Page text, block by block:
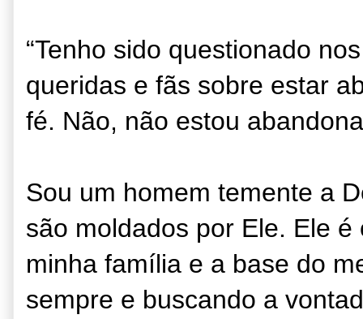
“Tenho sido questionado
queridas e fãs sobre estar
fé. Não, não estou
Sou um homem temente a
são moldados por Ele. Ele
minha família e a base do
sempre e buscando a